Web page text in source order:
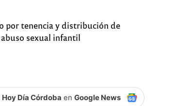
por tenencia y distribución de
sexual infantil
Hoy Día Córdoba enGoogle News